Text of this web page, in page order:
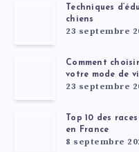
Techniques
chiens
23 septembre
Comment
votre mode de
23 septembre
Top 10 des
en France
8 septembre